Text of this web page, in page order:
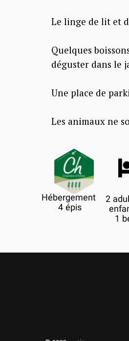
Le linge de lit et
Quelques
déguster dans le
Une place de
Les animaux ne
Hébergement
4 épis
2
1